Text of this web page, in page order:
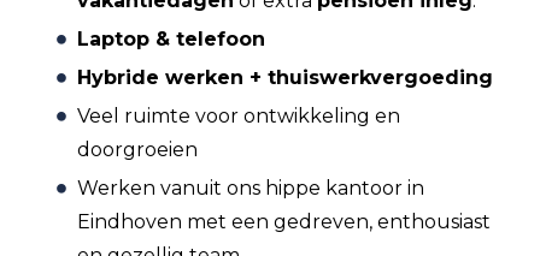
Laptop & telefoon
Hybride werken + thuiswerkvergoeding
Veel ruimte voor ontwikkeling en
doorgroeien
Werken vanuit ons hippe kantoor in
Eindhoven met een gedreven, enthousiast